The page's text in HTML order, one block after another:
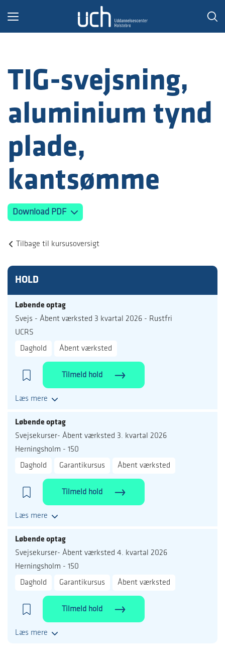
Toggle
TIG-svejsning,
aluminium tynd
plade,
kantsømme
Download PDF
Tilbage til kursusoversigt
HOLD
Løbende optag
Svejs - Åbent værksted 3 kvartal 2026 - Rustfri
UCRS
Daghold
Åbent værksted
Tilmeld hold
Læs mere
Løbende optag
Svejsekurser- Åbent værksted 3. kvartal 2026
Herningsholm - 150
Daghold
Garantikursus Åbent værksted
Tilmeld hold
Læs mere
Løbende optag
Svejsekurser- Åbent værksted 4. kvartal 2026
Herningsholm - 150
Daghold
Garantikursus Åbent værksted
Tilmeld hold
Læs mere